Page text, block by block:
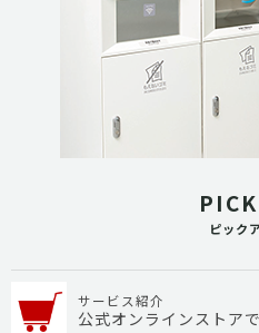
ピック
サービス紹介
公式オンラインストア